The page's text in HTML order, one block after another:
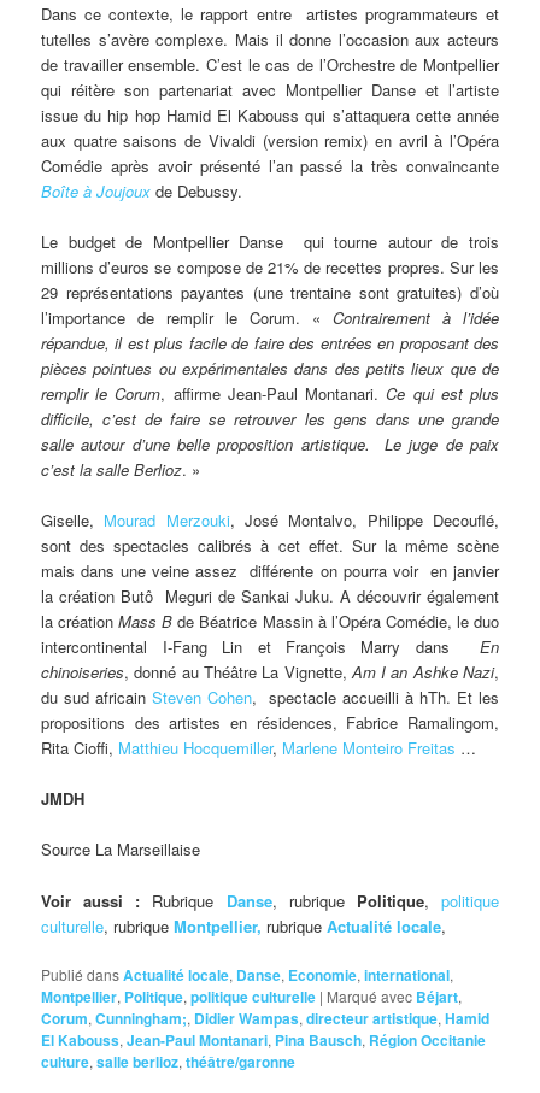
Dans ce contexte, le rapport entre artistes programmateurs et
tutelles s’avère complexe. Mais il donne l’occasion aux acteurs
de travailler ensemble. C’est le cas de l’Orchestre de Montpellier
qui réitère son partenariat avec Montpellier Danse et l’artiste
issue du hip hop Hamid El Kabouss qui s’attaquera cette année
aux quatre saisons de Vivaldi (version remix) en avril à l’Opéra
Comédie après avoir présenté l’an passé la très convaincante
Boîte à Joujoux de Debussy.
Le budget de Montpellier Danse qui tourne autour de trois
millions d’euros se compose de 21% de recettes propres. Sur les
29 représentations payantes (une trentaine sont gratuites) d’où
l’importance de remplir le Corum. « Contrairement à l’idée
répandue, il est plus facile de faire des entrées en proposant des
pièces pointues ou expérimentales dans des petits lieux que de
remplir le Corum, affirme Jean-Paul Montanari.Ce qui est plus
difficile, c’est de faire se retrouver les gens dans une grande
salle autour d’une belle proposition artistique. Le juge de paix
c’est la salle Berlioz. »
Giselle, Mourad Merzouki, José Montalvo, Philippe Decouflé,
sont des spectacles calibrés à cet effet. Sur la même scène
mais dans une veine assez différente on pourra voir en janvier
la création Butô Meguri de Sankai Juku. A découvrir également
la création Mass B de Béatrice Massin à l’Opéra Comédie, le duo
intercontinental I-Fang Lin et François Marry dans
En
chinoiseries, donné au Théâtre La Vignette,Am I an Ashke Nazi,
du sud africainSteven Cohen, spectacle accueilli à hTh. Et les
propositions des artistes en résidences, Fabrice Ramalingom,
Rita Cioffi, Matthieu Hocquemiller, Marlene Monteiro Freitas …
JMDH
Source La Marseillaise
Voir aussi : Rubrique Danse, rubrique Politique, politique
culturelle, rubriqueMontpellier, rubriqueActualité locale,
Publié dansActualité locale, Danse, Economie,international,
Montpellier, Politique,politique culturelle | Marqué avec Béjart,
Corum,Cunningham;, Didier Wampas,directeur artistique,Hamid
El Kabouss,Jean-Paul Montanari, Pina Bausch, Région Occitanie
culture,salle berlioz,théâtre/garonne